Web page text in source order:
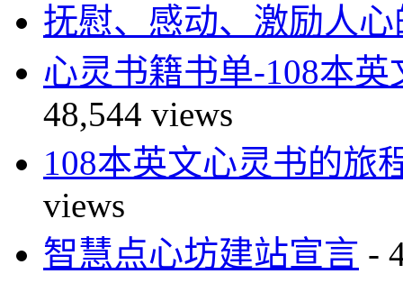
抚慰、感动、激励人
心灵书籍书单-108本
48,544 views
108本英文心灵书的旅
views
智慧点心坊建站宣言 -